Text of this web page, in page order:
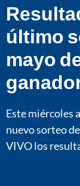
último
mayo
Este miércoles
nuevo sorteo
VIVO los